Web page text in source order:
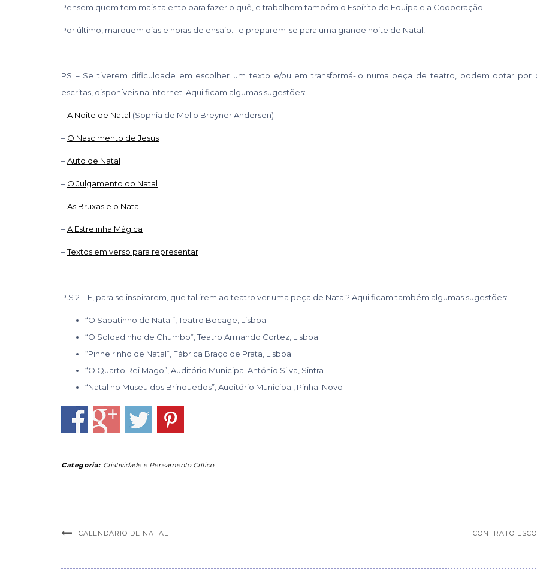
Pensem quem tem mais talento para fazer o quê, e trabalhem também o Espírito de Equipa e a Cooperação.
Por último, marquem dias e horas de ensaio… e preparem-se para uma grande noite de Natal!
PS – Se tiverem dificuldade em escolher um texto e/ou em transformá-lo numa peça de teatro, podem optar por
escritas, disponíveis na internet. Aqui ficam algumas sugestões:
–A Noite de Natal (Sophia de Mello Breyner Andersen)
– O Nascimento de Jesus
–Auto de Natal
– O Julgamento do Natal
–As Bruxas e o Natal
–A Estrelinha Mágica
–Textos em verso para representar
P.S 2 – E, para se inspirarem, que tal irem ao teatro ver uma peça de Natal? Aqui ficam também algumas sugestões:
“O Sapatinho de Natal”, Teatro Bocage, Lisboa
“O Soldadinho de Chumbo”, Teatro Armando Cortez, Lisboa
“Pinheirinho de Natal”, Fábrica Braço de Prata, Lisboa
“O Quarto Rei Mago”, Auditório Municipal António Silva, Sintra
“Natal no Museu dos Brinquedos”, Auditório Municipal, Pinhal Novo
Categoria: Criatividade e Pensamento Crítico
CALENDÁRIO DE NATAL CONTRATO